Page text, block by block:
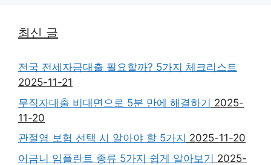
최신 글
전국 전세자금대출 필요할까? 5가지 체크리스트
2025-11-21
무직자대출 비대면으로 5분 만에 해결하기 2025-
11-20
관절염 보험 선택 시 알아야 할 5가지 2025-11-20
어금니 임플란트 종류 5가지 쉽게 알아보기 2025-